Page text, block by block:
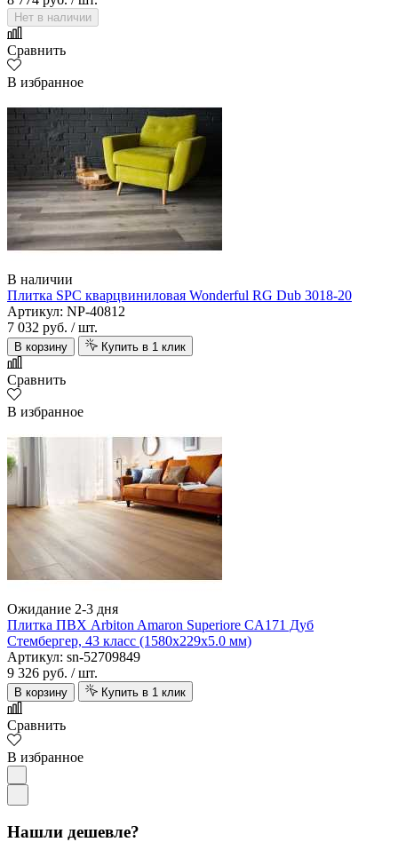
Нет в наличии
Сравнить
В избранное
В наличии
Плитка SPC кварцвиниловая Wonderful RG Dub 3018-20
Артикул: NP-40812
7 032 руб. / шт.
В корзину Купить в 1 клик
Сравнить
В избранное
Ожидание 2-3 дня
Плитка ПВХ Arbiton Amaron Superiore CA171 Дуб
Стембергер, 43 класс (1580х229х5.0 мм)
Артикул: sn-52709849
9 326 руб. / шт.
В корзину Купить в 1 клик
Сравнить
В избранное
Нашли дешевле?